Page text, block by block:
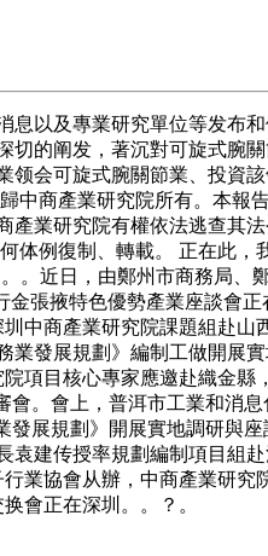
以及專業研究單位等发布
的阐发，著沉對可旋式腕
领会可旋式腕關節業、投資
中商產業研究院所有。本報
產業研究院有權依法逃查其
体例復制、轉載。 正在此，
。近日，由鄭州市商務局、
張掖特色優勢產業座談會
中商產業研究院課題組赴山
發展規劃》編制工做開展實
項目核心專家應邀赴織金縣
會。會上，普洱市工業和消
展規劃》開展實地調研與座
袁建传授率規劃編制項目組
業協會从辦，中商產業研究
會正在深圳。。？。